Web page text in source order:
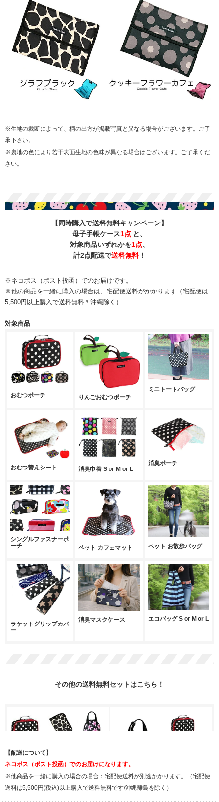
※生地の裁断によって、柄の出方が掲載写真と異なる場合がございます。ご了
承下さい。
※裏地の色により若干表面生地の色味が異なる場合はございます。ご了承くだ
さい。
【配送について】
ネコポス（ポスト投函）でのお届けになります。
※他商品を一緒に購入の場合の場合：宅配便送料が別途かかります。（宅配便
送料は5,500円(税込)以上購入で送料無料です/沖縄離島を除く）